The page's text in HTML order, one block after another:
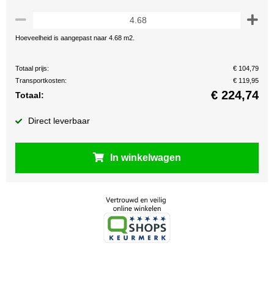
Hoeveelheid is aangepast naar 4.68 m2.
Totaal prijs:
€ 104,79
Transportkosten:
€ 119,95
Totaal: € 224,74
Direct leverbaar
In winkelwagen